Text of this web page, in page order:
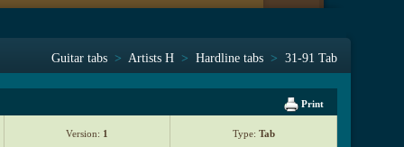
Guitar tabs > Artists H > Hardline tabs > 31-91 Tab
Print
Version: 1 Type: Tab